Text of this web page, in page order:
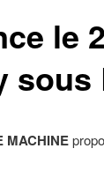
le
sous
MACHINE